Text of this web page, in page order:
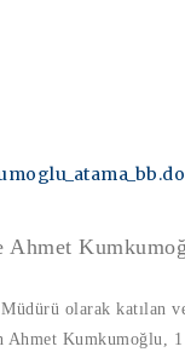
olarak katılan
Kumkumoğlu,